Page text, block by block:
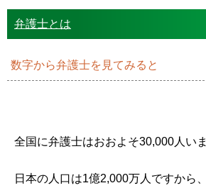
弁護士とは
数字から弁護士を見てみると
全国に弁護士はおおよそ30,000人いま
日本の人口は1億2,000万人ですから